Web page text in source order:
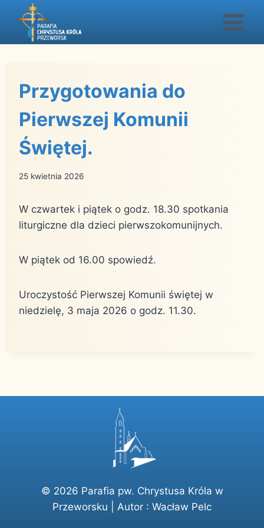
Przejdź
Przygotowania do
Pierwszej Komunii
Świętej.
25 kwietnia 2026
W czwartek i piątek o godz. 18.30 spotkania
liturgiczne dla dzieci pierwszokomunijnych.
W piątek od 16.00 spowiedź.
Uroczystość Pierwszej Komunii świętej w
niedzielę, 3 maja 2026 o godz. 11.30.
© 2026 Parafia pw. Chrystusa Króla w
Przeworsku | Autor : Wacław Pelc